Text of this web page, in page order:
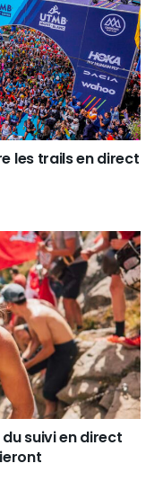
les trails en direct
suivi en direct